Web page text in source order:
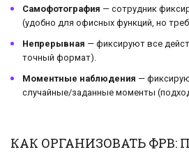
Самофотография — сотрудник
(удобно для офисных функций, но
Непрерывная — фиксируют все
точный формат).
Моментные наблюдения —
случайные/заданные моменты
КАК ОРГАНИЗОВАТЬ ФРВ: